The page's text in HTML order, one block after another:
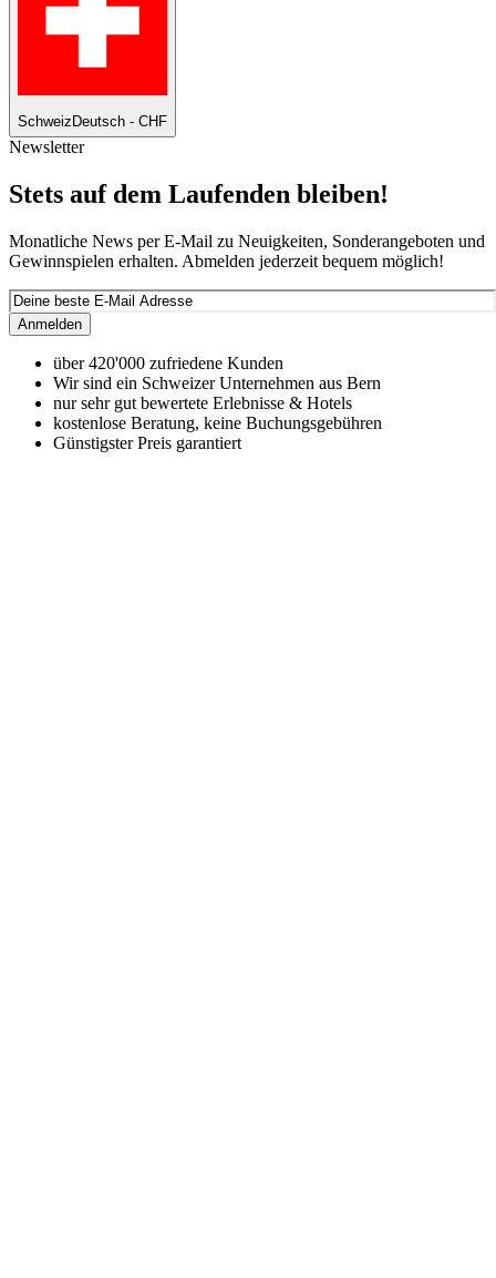
Schweiz Deutsch - CHF
Newsletter
Stets auf dem Laufenden bleiben!
Monatliche News per E-Mail zu Neuigkeiten, Sonderangeboten und
Gewinnspielen erhalten. Abmelden jederzeit bequem möglich!
Anmelden
über 420'000 zufriedene Kunden
Wir sind ein Schweizer Unternehmen aus Bern
nur sehr gut bewertete Erlebnisse & Hotels
kostenlose Beratung, keine Buchungsgebühren
Günstigster Preis garantiert